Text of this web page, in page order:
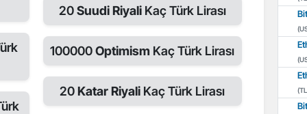
20Suudi RiyaliKaç Türk Lirası
100000Optimism Kaç Türk Lirası
20Katar Riyali Kaç Türk Lirası